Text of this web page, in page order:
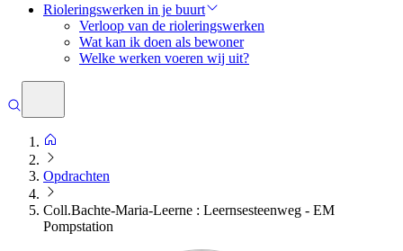
Rioleringswerken in je buurt
Verloop van de rioleringswerken
Wat kan ik doen als bewoner
Welke werken voeren wij uit?
Opdrachten
Coll.Bachte-Maria-Leerne : Leernsesteenweg - EM
Pompstation